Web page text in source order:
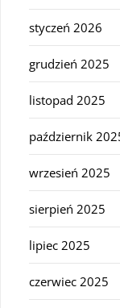
styczeń 2026
grudzień 2025
listopad 2025
październik
wrzesień 2025
sierpień 2025
lipiec 2025
czerwiec 2025